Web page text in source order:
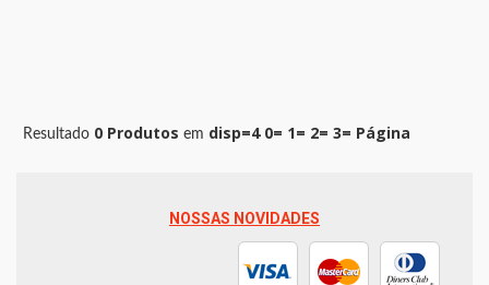
Resultado 0 Produtos em disp=4 0= 1= 2= 3= Página
NOSSAS NOVIDADES